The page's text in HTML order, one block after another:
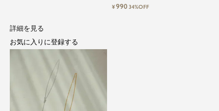
練カジュアル。都会的で自由なムードに、トレン
ドをひとさし。毎日に寄り添うリアルクローズを
手に取りやすい価格で。
等身大の自分でいられる心地よさを大切に、アク
ティブな日常も、おしゃれに自分らしく。
¥99034%OFF
詳細を見る
お気に入りに登録する